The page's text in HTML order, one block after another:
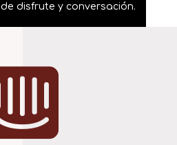
disfrute y conversación.